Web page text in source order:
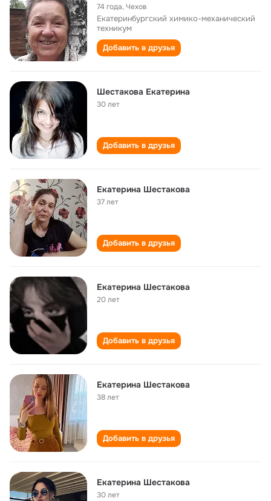
74 года,Чехов
Екатеринбургский химико-механический
техникум
Добавить в друзья
Шестакова Екатерина
30 лет
Добавить в друзья
Екатерина Шестакова
37 лет
Добавить в друзья
Екатерина Шестакова
20 лет
Добавить в друзья
Екатерина Шестакова
38 лет
Добавить в друзья
Екатерина Шестакова
30 лет